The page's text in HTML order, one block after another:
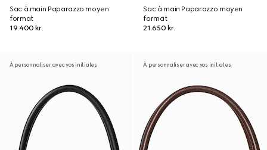
Sac à main Paparazzo moyen
format
19.400 kr.
Sac à main Paparazzo moyen
format
21.650 kr.
À personnaliser avec vos initiales À personnaliser avec vos initiales